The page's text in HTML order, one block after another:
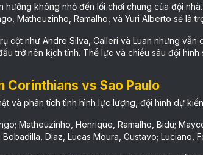
hưởng không nhỏ đến lối chơi chung của đội
Matheuzinho, Ramalho, và Yuri Alberto sẽ là
cột như Andre Silva, Calleri và Luan nhưng
trở nên kịch tính. Thể lực và chiều sâu đội
Corinthians vs Sao Paulo
và phân tích tình hình lực lượng, đội hình dự
Matheuzinho, Henrique, Ramalho, Bidu;
Diaz, Lucas Moura, Gustavo; Luciano,